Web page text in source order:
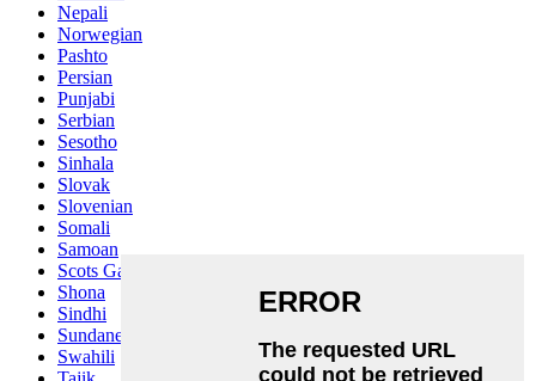
Nepali
Norwegian
Pashto
Persian
Punjabi
Serbian
Sesotho
Sinhala
Slovak
Slovenian
Somali
Samoan
Scots Gaelic
Shona
Sindhi
Sundanese
Swahili